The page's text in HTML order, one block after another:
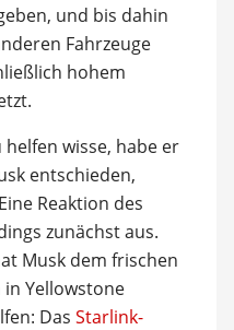
und bis dahin
Fahrzeuge
hohem
wisse, habe er
entschieden,
Reaktion des
zunächst aus.
Musk dem frischen
Yellowstone
Das Starlink-